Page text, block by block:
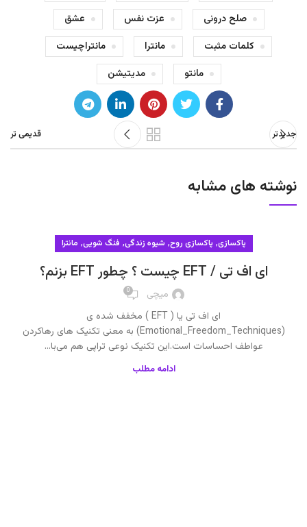
صلح درونی
عزت نفس
عشق
کلمات مثبت
مانترا
مانتراچیست
مانتو
مدیتیشن
جدیدتر قدیمی تر
نوشته های مشابه
پاکسازی, پاکسازی روح, شیوه زندگی, فنگ شویی, مانترا
ای اف تی / EFT چیست ؟ چطور EFT بزنم؟
میچی 0
ای اف تی یا ( EFT ) مخفف شده ی
(Emotional_Freedom_Techniques) به معنی تکنیک های رهاکردن
عواطف احساسات است.این تکنیک نوعی تراپی هم می‌با...
ادامه مطلب